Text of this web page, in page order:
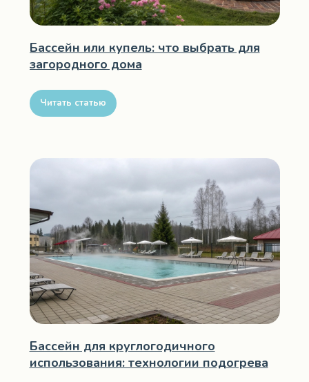
Бассейн или купель: что выбрать для
загородного дома
Читать статью
Бассейн для круглогодичного
использования: технологии подогрева